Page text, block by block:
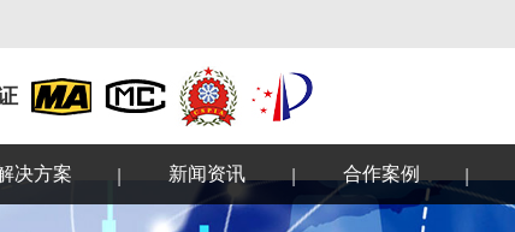
决方案 新闻资讯 合作案例